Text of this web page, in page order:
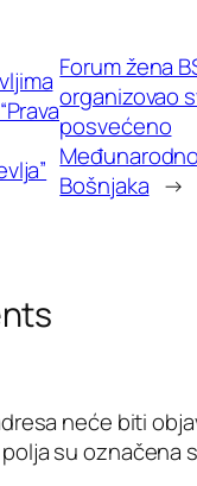
Forum žena
organizovao
posvećeno
Bošnjaka →
neće biti
su označena